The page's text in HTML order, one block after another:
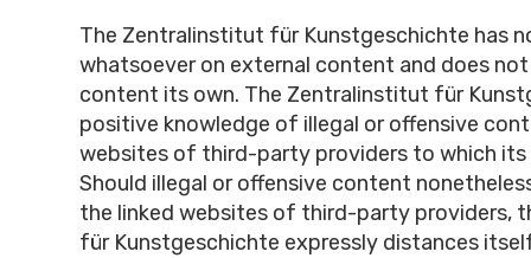
The Zentralinstitut für Kunstgeschichte has
whatsoever on external content and does not
content its own. The Zentralinstitut für
positive knowledge of illegal or offensive
websites of third-party providers to which its
Should illegal or offensive content
the linked websites of third-party providers,
für Kunstgeschichte expressly distances